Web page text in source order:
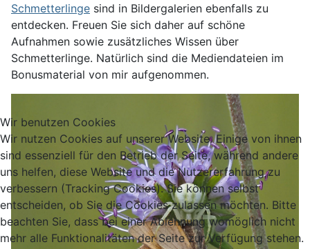
Schmetterlinge sind in Bildergalerien ebenfalls zu
entdecken. Freuen Sie sich daher auf schöne
Aufnahmen sowie zusätzliches Wissen über
Schmetterlinge. Natürlich sind die Mediendateien im
Bonusmaterial von mir aufgenommen.
Wir benutzen Cookies
Wir nutzen Cookies auf unserer Website. Einige von ihnen
sind essenziell für den Betrieb der Seite, während andere
uns helfen, diese Website und die Nutzererfahrung zu
verbessern (Tracking Cookies). Sie können selbst
entscheiden, ob Sie die Cookies zulassen möchten. Bitte
beachten Sie, dass bei einer Ablehnung womöglich nicht
mehr alle Funktionalitäten der Seite zur Verfügung stehen.